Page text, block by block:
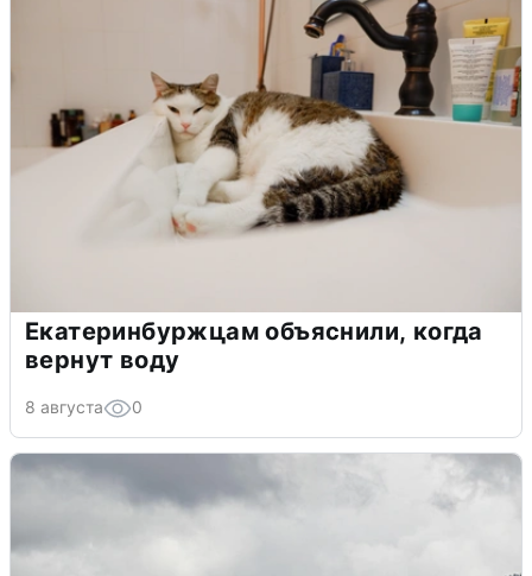
Екатеринбуржцам объяснили, когда
вернут воду
8 августа 0